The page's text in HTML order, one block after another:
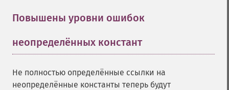
Повышены уровни ошибок
неопределённых констант¶
Не полностью определённые ссылки на
неопределённые константы теперь будут